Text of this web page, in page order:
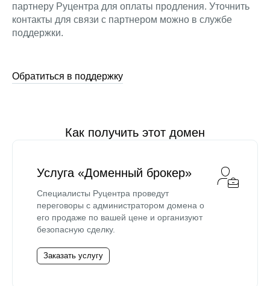
партнеру Руцентра для оплаты продления. Уточнить
контакты для связи с партнером можно в службе
поддержки.
Обратиться в поддержку
Как получить этот домен
Услуга «Доменный брокер»
Специалисты Руцентра проведут
переговоры с администратором домена о
его продаже по вашей цене и организуют
безопасную сделку.
Заказать услугу